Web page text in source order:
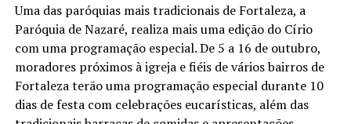
Uma das paróquias mais tradicionais de Fortaleza, a
Paróquia de Nazaré, realiza mais uma edição do Círio
com uma programação especial. De 5 a 16 de outubro,
moradores próximos à igreja e fiéis de vários bairros de
Fortaleza terão uma programação especial durante 10
dias de festa com celebrações eucarísticas, além das